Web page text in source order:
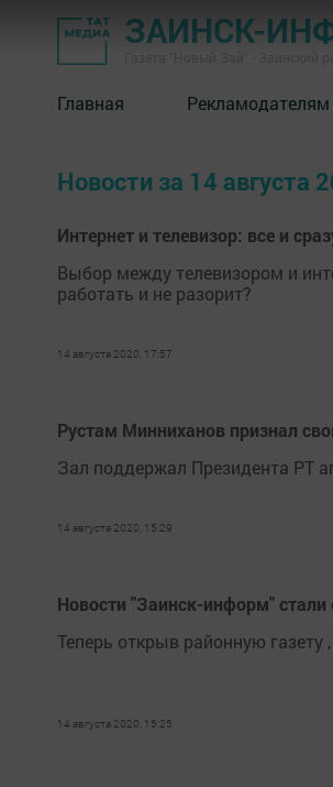
ЗАИНСК-
Главная Рекламодателям
Новости за 14 августа
Интернет и телевизор: все и
Выбор между телевизором и
работать и не разорит?
14 августа 2020, 17:57
Рустам Минниханов признал
Зал поддержал Президента РТ
14 августа 2020, 15:29
Новости "Заинск-информ" стали
Теперь открыв районную газету
14 августа 2020, 15:25